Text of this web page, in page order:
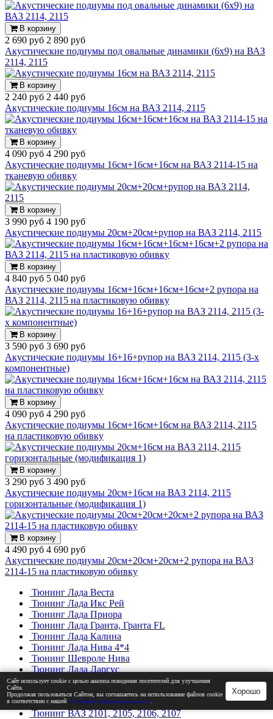
В корзину
2 690 руб 2 890 руб
Акустические подиумы под овальные динамики (6x9) на ВАЗ
2114, 2115
В корзину
2 240 руб 2 440 руб
Акустические подиумы 16см на ВАЗ 2114, 2115
В корзину
4 090 руб 4 290 руб
Акустические подиумы 16см+16см+16см на ВАЗ 2114-15 на
тканевую обивку
В корзину
3 990 руб 4 190 руб
Акустические подиумы 20см+20см+рупор на ВАЗ 2114, 2115
В корзину
4 840 руб 5 040 руб
Акустические подиумы 16см+16см+16см+16см+2 рупора на
ВАЗ 2114, 2115 на пластиковую обивку
В корзину
3 590 руб 3 690 руб
Акустические подиумы 16+16+рупор на ВАЗ 2114, 2115 (3-x
компонентные)
В корзину
4 090 руб 4 290 руб
Акустические подиумы 16см+16см+16см на ВАЗ 2114, 2115
на пластиковую обивку
В корзину
3 290 руб 3 490 руб
Акустические подиумы 20см+16см на ВАЗ 2114, 2115
горизонтальные (модификация 1)
В корзину
4 490 руб 4 690 руб
Акустические подиумы 20см+20см+20см+2 рупора на ВАЗ
2114-15 на пластиковую обивку
Тюнинг Лада Веста
Тюнинг Лада Икс Рей
Тюнинг Лада Приора
Тюнинг Лада Гранта, Гранта FL
Тюнинг Лада Калина
Тюнинг Лада Нива 4*4
Тюнинг Шевроле Нива
Тюнинг Лада Ларгус
Тюнинг ВАЗ 2113, 2114, 2115
Тюнинг ВАЗ 2110, 2111, 2112
Тюнинг ВАЗ 2108, 2109, 21099
Тюнинг ВАЗ 2101, 2105, 2106, 2107
Сайт использует cookie с целью анализа поведения посетителей для улучшения
Сайта.
Продолжая пользоваться Сайтом, вы соглашаетесь на использование файлов cookie
в соответствии с нашейПолитикой конфиденциальности.
Хорошо